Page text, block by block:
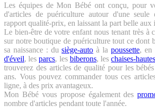
Les équipes de Mon Bébé ont conçu, pour
d'articles de puériculture autour d'une seule
rapport qualité-prix, en laissant la part belle aux
Le bien-être de votre enfant nous tenant très à
sur notre boutique de puériculture tout ce dont
sa naissance : dusiège-auto à la poussette, en
d'éveil, lesparcs, les biberons, leschaises-hautes
trouverez des articles de qualité pour les
ans. Vous pouvez commander tous ces
ligne, à des prix avantageux.
Mon Bébé vous propose également des
nombre d'articles pendant toute l'année.